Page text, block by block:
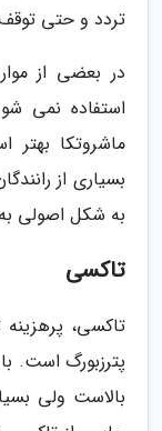
تردد و حتی
در بعضی از
استفاده نمی
ماشروتکا بهتر
بسیاری از
به شکل اصولی
تاکسی
تاکسی،
پترزبورگ است.
بالاست ولی